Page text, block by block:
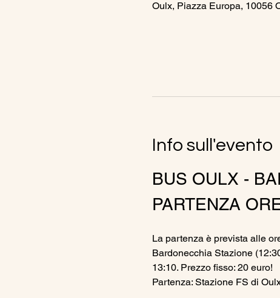
Oulx, Piazza Europa, 10056
Info sull'evento
BUS OULX -
PARTENZA
La partenza è prevista alle
Bardonecchia Stazione
13:10. Prezzo fisso: 20 euro!
Partenza: Stazione FS di